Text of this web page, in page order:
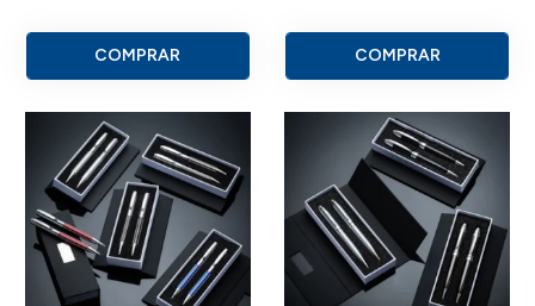
COMPRAR COMPRAR